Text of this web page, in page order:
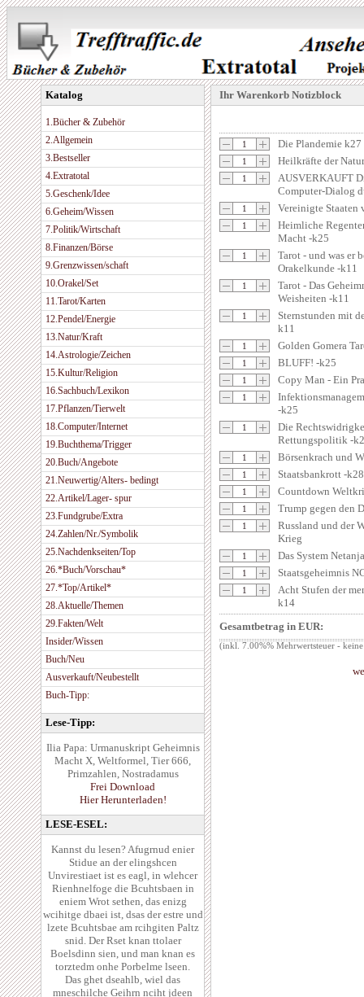
Katalog
1.Bücher & Zubehör
2.Allgemein
3.Bestseller
4.Extratotal
5.Geschenk/Idee
6.Geheim/Wissen
7.Politik/Wirtschaft
8.Finanzen/Börse
9.Grenzwissen/schaft
10.Orakel/Set
11.Tarot/Karten
12.Pendel/Energie
13.Natur/Kraft
14.Astrologie/Zeichen
15.Kultur/Religion
16.Sachbuch/Lexikon
17.Pflanzen/Tierwelt
18.Computer/Internet
19.Buchthema/Trigger
20.Buch/Angebote
21.Neuwertig/Alters- bedingt
22.Artikel/Lager- spur
23.Fundgrube/Extra
24.Zahlen/Nr./Symbolik
25.Nachdenkseiten/Top
26.*Buch/Vorschau*
27.*Top/Artikel*
28.Aktuelle/Themen
29.Fakten/Welt
Insider/Wissen
Buch/Neu
Ausverkauft/Neubestellt
Buch-Tipp:
Lese-Tipp:
Ilia Papa: Urmanuskript Geheimnis
Macht X, Weltformel, Tier 666,
Primzahlen, Nostradamus
Frei Download
Hier Herunterladen!
LESE-ESEL:
Kannst du lesen? Afugrnud enier
Stidue an der elingshcen
Unvirestiaet ist es eagl, in wlehcer
Rienhnelfoge die Bcuhtsbaen in
eniem Wrot sethen, das enizg
wcihitge dbaei ist, dsas der estre und
lzete Bcuhtsbae am rcihgiten Paltz
snid. Der Rset knan ttolaer
Boelsdinn sien, und man knan es
torztedm onhe Porbelme lseen.
Das ghet dseahlb, wiel das
mneschilche Geihrn nciht jdeen
Ihr Warenkorb Notizblock
Die Plandemie k27
Heilkräfte der
AUSVERKAUFT
Computer-Dialog
Vereinigte Staaten
Heimliche
Macht -k25
Tarot - und was er
Orakelkunde -k11
Tarot - Das
Weisheiten -k11
Sternstunden mit
k11
Golden Gomera
BLUFF! -k25
Copy Man - Ein
-k25
Die
Rettungspolitik -
Börsenkrach und
Staatsbankrott -k28
Countdown
Trump gegen den
Russland und der
Krieg
Das System
Staatsgeheimnis
Acht Stufen der
k14
Gesamtbetrag in EUR:
(inkl. 7.00%% Mehrwertsteuer - keine